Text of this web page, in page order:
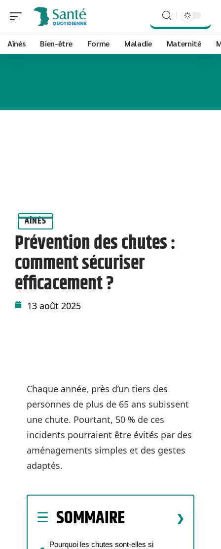
Aînés Bien-être Forme Maladie Maternité
AÎNÉS
Prévention des chutes :
comment sécuriser
efficacement ?
13 août 2025
Chaque année, près d’un tiers des
personnes de plus de 65 ans subissent
une chute. Pourtant, 50 % de ces
incidents pourraient être évités par des
aménagements simples et des gestes
adaptés.
SOMMAIRE
Pourquoi les chutes sont-elles si